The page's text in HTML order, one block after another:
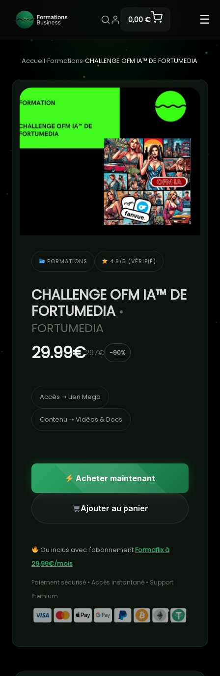
0,00 € ☰
Accueil›Formations›CHALLENGE OFM IA™ DE FORTUMEDIA
FORMATIONS 4.9/5 (VÉRIFIÉ)
CHALLENGE OFM IA™ DE
FORTUMEDIA •
FORTUMEDIA
29.99€297€ -90%
Accès ➝ Lien Mega
Contenu ➝ Vidéos & Docs
Acheter maintenant
Ajouter au panier
Ou inclus avec l'abonnementFormaflix à
29,99€/mois
Paiement sécurisé • Accès instantané • Support
Premium